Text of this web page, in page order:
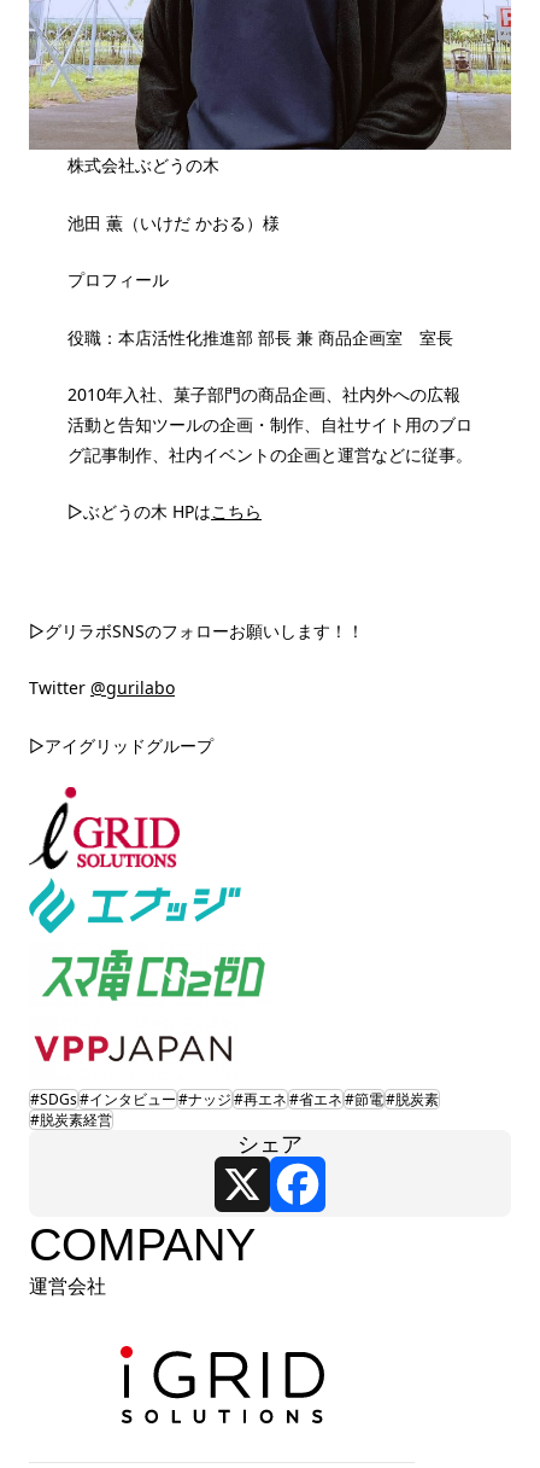
株式会社ぶどうの木
池田 薫（いけだ かおる）様
プロフィール
役職：本店活性化推進部 部長 兼 商品企画室 室長
2010年入社、菓子部門の商品企画、社内外への広報
活動と告知ツールの企画・制作、自社サイト用のブロ
グ記事制作、社内イベントの企画と運営などに従事。
▷ぶどうの木 HPはこちら
▷グリラボSNSのフォローお願いします！！
Twitter @gurilabo
▷アイグリッドグループ
#SDGs#インタビュー#ナッジ#再エネ#省エネ#節電#脱炭素
#脱炭素経営
シェア
X
COMPANY
運営会社